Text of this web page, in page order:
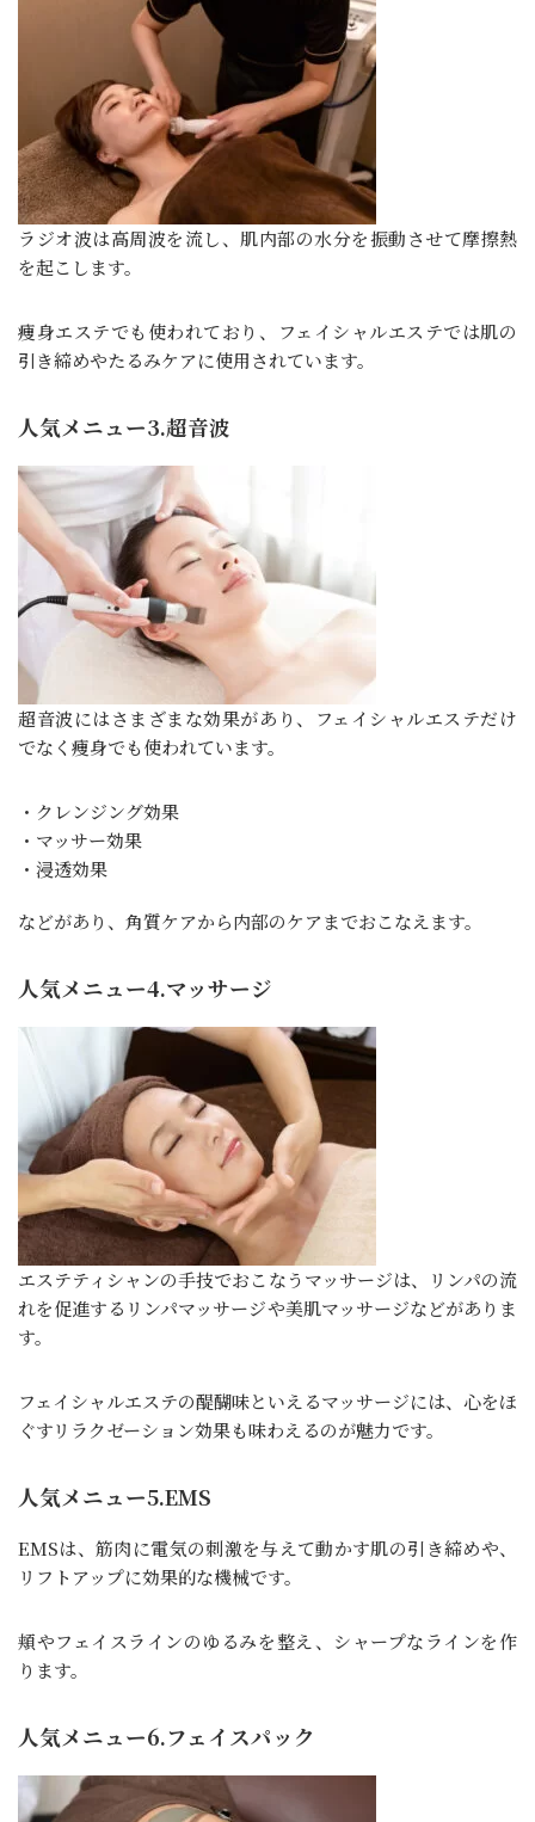
ラジオ波は高周波を流し、肌内部の水分を振動させて摩擦熱
を起こします。
痩身エステでも使われており、フェイシャルエステでは肌の
引き締めやたるみケアに使用されています。
人気メニュー3.超音波
超音波にはさまざまな効果があり、フェイシャルエステだけ
でなく痩身でも使われています。
・クレンジング効果
・マッサー効果
・浸透効果
などがあり、角質ケアから内部のケアまでおこなえます。
人気メニュー4.マッサージ
エステティシャンの手技でおこなうマッサージは、リンパの流
れを促進するリンパマッサージや美肌マッサージなどがありま
す。
フェイシャルエステの醍醐味といえるマッサージには、心をほ
ぐすリラクゼーション効果も味わえるのが魅力です。
人気メニュー5.EMS
EMSは、筋肉に電気の刺激を与えて動かす肌の引き締めや、
リフトアップに効果的な機械です。
頬やフェイスラインのゆるみを整え、シャープなラインを作
ります。
人気メニュー6.フェイスパック